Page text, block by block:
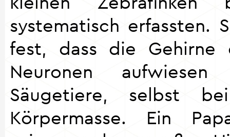
systematisch erfassten.
fest, dass die Gehirne
Neuronen
Säugetiere, selbst
Körpermasse. Ein